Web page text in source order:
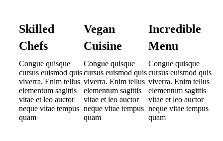
Skilled
Chefs
Congue quisque
cursus euismod quis
viverra. Enim tellus
elementum sagittis
vitae et leo auctor
neque vitae tempus
quam
Vegan
Cuisine
Congue quisque
cursus euismod quis
viverra. Enim tellus
elementum sagittis
vitae et leo auctor
neque vitae tempus
quam
Incredible
Menu
Congue quisque
cursus euismod quis
viverra. Enim tellus
elementum sagittis
vitae et leo auctor
neque vitae tempus
quam